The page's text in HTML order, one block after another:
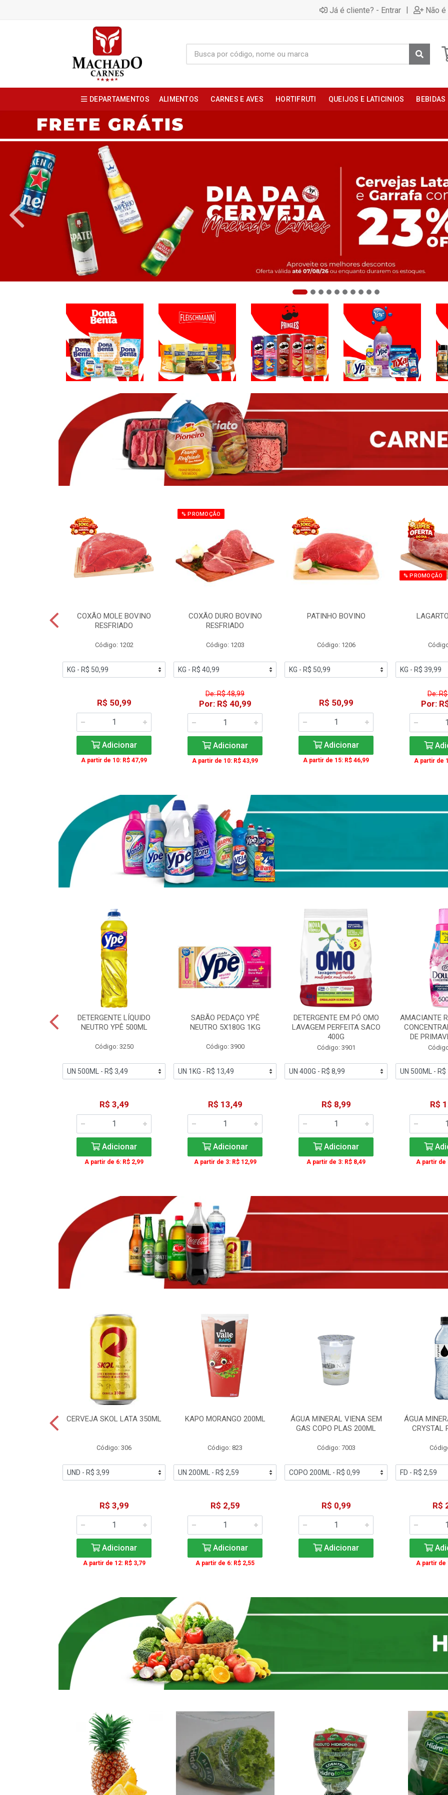
Já é cliente? - Entrar | Não
DEPARTAMENTOS ALIMENTOS CARNES E AVES HORTIFRUTI QUEIJOS E LATICINIOS BEBIDAS
COXÃO MOLE BOVINO
RESFRIADO
Código: 1202
R$ 50,99
Adicionar
A partir de 10: R$ 47,99
% PROMOÇÃO
COXÃO DURO BOVINO
RESFRIADO
Código: 1203
De: R$ 48,99
Por: R$ 40,99
Adicionar
A partir de 10: R$ 43,99
PATINHO BOVINO
Código: 1206
R$ 50,99
Adicionar
A partir de 15: R$ 46,99
% PROMOÇÃO
De:
Por:
A partir de
DETERGENTE LÍQUIDO
NEUTRO YPÊ 500ML
Código: 3250
R$ 3,49
Adicionar
A partir de 6: R$ 2,99
SABÃO PEDAÇO YPÊ
NEUTRO 5X180G 1KG
Código: 3900
R$ 13,49
Adicionar
A partir de 3: R$ 12,99
DETERGENTE EM PÓ OMO
LAVAGEM PERFEITA SACO
400G
Código: 3901
R$ 8,99
Adicionar
A partir de 3: R$ 8,49
AMACIANTE
DE
R$
A partir de
CERVEJA SKOL LATA 350ML
Código: 306
R$ 3,99
Adicionar
A partir de 12: R$ 3,79
KAPO MORANGO 200ML
Código: 823
R$ 2,59
Adicionar
A partir de 6: R$ 2,55
ÁGUA MINERAL VIENA SEM
GAS COPO PLAS 200ML
Código: 7003
R$ 0,99
Adicionar
ÁGUA
CRYSTAL
R$
A partir de